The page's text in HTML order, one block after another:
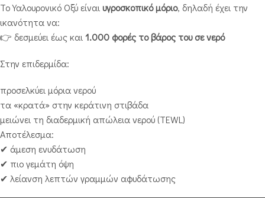
Το Υαλουρονικό Οξύ είναι υγροσκοπικό μόριο, δηλαδή έχει την
ικανότητα να:
👉 δεσμεύει έως και 1.000 φορές το βάρος του σε νερό
Στην επιδερμίδα:
προσελκύει μόρια νερού
τα «κρατά» στην κεράτινη στιβάδα
μειώνει τη διαδερμική απώλεια νερού (TEWL)
Αποτέλεσμα:
✔ άμεση ενυδάτωση
✔ πιο γεμάτη όψη
✔ λείανση λεπτών γραμμών αφυδάτωσης